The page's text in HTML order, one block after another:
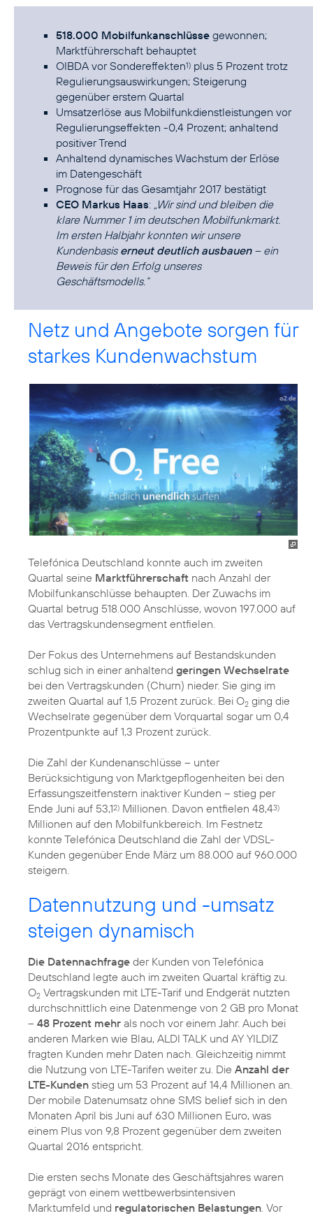
518.000 Mobilfunkanschlüsse gewonnen;
Marktführerschaft behauptet
OIBDA vor Sondereffekten1) plus 5 Prozent trotz
Regulierungsauswirkungen; Steigerung
gegenüber erstem Quartal
Umsatzerlöse aus Mobilfunkdienstleistungen vor
Regulierungseffekten -0,4 Prozent; anhaltend
positiver Trend
Anhaltend dynamisches Wachstum der Erlöse
im Datengeschäft
Prognose für das Gesamtjahr 2017 bestätigt
CEO Markus Haas: „Wir sind und bleiben die
klare Nummer 1 im deutschen Mobilfunkmarkt.
Im ersten Halbjahr konnten wir unsere
Kundenbasis erneut deutlich ausbauen– ein
Beweis für den Erfolg unseres
Geschäftsmodells.“
Netz und Angebote sorgen für
starkes Kundenwachstum
Telefónica Deutschland konnte auch im zweiten
Quartal seine Marktführerschaft nach Anzahl der
Mobilfunkanschlüsse behaupten. Der Zuwachs im
Quartal betrug 518.000 Anschlüsse, wovon 197.000 auf
das Vertragskundensegment entfielen.
Der Fokus des Unternehmens auf Bestandskunden
schlug sich in einer anhaltend geringen Wechselrate
bei den Vertragskunden (Churn) nieder. Sie ging im
zweiten Quartal auf 1,5 Prozent zurück. Bei O2 ging die
Wechselrate gegenüber dem Vorquartal sogar um 0,4
Prozentpunkte auf 1,3 Prozent zurück.
Die Zahl der Kundenanschlüsse – unter
Berücksichtigung von Marktgepflogenheiten bei den
Erfassungszeitfenstern inaktiver Kunden – stieg per
Ende Juni auf 53,12) Millionen. Davon entfielen 48,43)
Millionen auf den Mobilfunkbereich. Im Festnetz
konnte Telefónica Deutschland die Zahl der VDSL-
Kunden gegenüber Ende März um 88.000 auf 960.000
steigern.
Datennutzung und -umsatz
steigen dynamisch
Die Datennachfrage der Kunden von Telefónica
Deutschland legte auch im zweiten Quartal kräftig zu.
O2 Vertragskunden mit LTE-Tarif und Endgerät nutzten
durchschnittlich eine Datenmenge von 2 GB pro Monat
– 48 Prozent mehr als noch vor einem Jahr. Auch bei
anderen Marken wie Blau, ALDI TALK und AY YILDIZ
fragten Kunden mehr Daten nach. Gleichzeitig nimmt
die Nutzung von LTE-Tarifen weiter zu. Die Anzahl der
LTE-Kunden stieg um 53 Prozent auf 14,4 Millionen an.
Der mobile Datenumsatz ohne SMS belief sich in den
Monaten April bis Juni auf 630 Millionen Euro, was
einem Plus von 9,8 Prozent gegenüber dem zweiten
Quartal 2016 entspricht.
Die ersten sechs Monate des Geschäftsjahres waren
geprägt von einem wettbewerbsintensiven
Marktumfeld und regulatorischen Belastungen . Vor